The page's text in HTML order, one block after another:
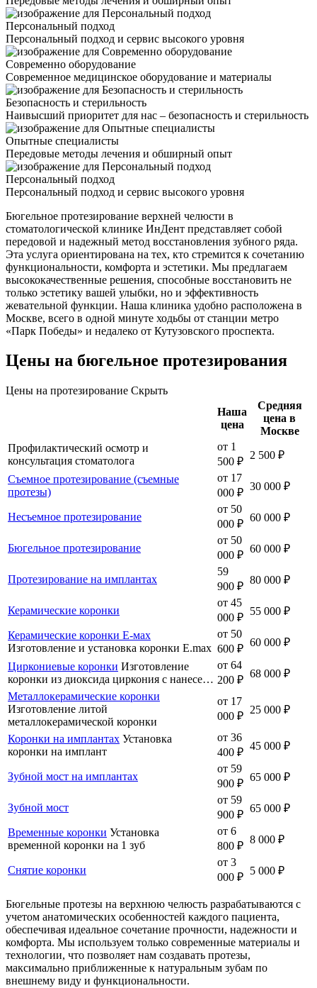
Персональный подход
Персональный подход и сервис высокого уровня
Современно оборудование
Современное медицинское оборудование и материалы
Безопасность и стерильность
Наивысший приоритет для нас – безопасность и стерильность
Опытные специалисты
Передовые методы лечения и обширный опыт
Персональный подход
Персональный подход и сервис высокого уровня
Бюгельное протезирование верхней челюсти в
стоматологической клинике ИнДент представляет собой
передовой и надежный метод восстановления зубного ряда.
Эта услуга ориентирована на тех, кто стремится к сочетанию
функциональности, комфорта и эстетики. Мы предлагаем
высококачественные решения, способные восстановить не
только эстетику вашей улыбки, но и эффективность
жевательной функции. Наша клиника удобно расположена в
Москве, всего в одной минуте ходьбы от станции метро
«Парк Победы» и недалеко от Кутузовского проспекта.
Цены на бюгельное протезирования
Цены на протезирование Скрыть
Наша
цена
Средняя
цена в
Москве
Профилактический осмотр и
консультация стоматолога
от 1
500 ₽
2 500 ₽
Съемное протезирование (съемные
протезы)
от 17
000 ₽
30 000 ₽
Несъемное протезирование
от 50
000 ₽
60 000 ₽
Бюгельное протезирование
от 50
000 ₽
60 000 ₽
Протезирование на имплантах
59
900 ₽
80 000 ₽
Керамические коронки
от 45
000 ₽
55 000 ₽
Керамические коронки Е-мах
Изготовление и установка коронки E.max
от 50
600 ₽
60 000 ₽
Циркониевые коронки Изготовление
коронки из диоксида циркония с нанесе…
от 64
200 ₽
68 000 ₽
Металлокерамические коронки
Изготовление литой
металлокерамической коронки
от 17
000 ₽
25 000 ₽
Коронки на имплантах Установка
коронки на имплант
от 36
400 ₽
45 000 ₽
Зубной мост на имплантах
от 59
900 ₽
65 000 ₽
Зубной мост
от 59
900 ₽
65 000 ₽
Временные коронки Установка
временной коронки на 1 зуб
от 6
800 ₽
8 000 ₽
Снятие коронки
от 3
000 ₽
5 000 ₽
Бюгельные протезы на верхнюю челюсть разрабатываются с
учетом анатомических особенностей каждого пациента,
обеспечивая идеальное сочетание прочности, надежности и
комфорта. Мы используем только современные материалы и
технологии, что позволяет нам создавать протезы,
максимально приближенные к натуральным зубам по
внешнему виду и функциональности.